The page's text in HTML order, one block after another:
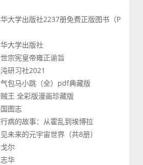
大学出版社2237册免费正版图书（P
大学出版社
宗宪皇帝雍正谕旨
研习社2021
包马小跳（全）pdf典藏版
王 全彩版漫画珍藏版
图志
病的故事：从霍乱到埃博拉
未来的元宇宙世界（共8册）
尔
华